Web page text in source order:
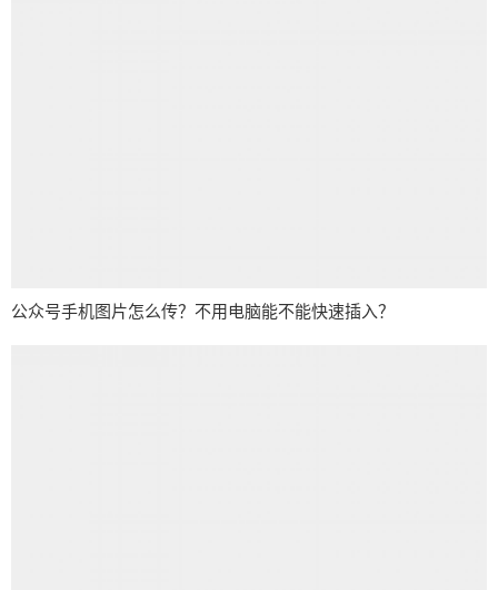
公众号手机图片怎么传？不用电脑能不能快速插入？